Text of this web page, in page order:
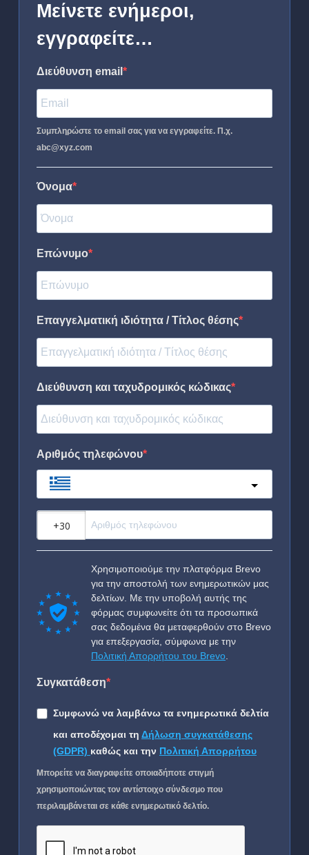
Μείνετε ενήμεροι,
εγγραφείτε…
Διεύθυνση email
Συμπληρώστε το email σας για να εγγραφείτε. Π.χ.
abc@xyz.com
Όνομα
Επώνυμο
Επαγγελματική ιδιότητα / Τίτλος θέσης
Διεύθυνση και ταχυδρομικός κώδικας
Αριθμός τηλεφώνου
Χρησιμοποιούμε την πλατφόρμα Brevo
για την αποστολή των ενημερωτικών μας
δελτίων. Με την υποβολή αυτής της
φόρμας συμφωνείτε ότι τα προσωπικά
σας δεδομένα θα μεταφερθούν στο Brevo
για επεξεργασία, σύμφωνα με την
Πολιτική Απορρήτου του Brevo
Συγκατάθεση
Συμφωνώ να λαμβάνω τα ενημερωτικά δελτία
και αποδέχομαι τη Δήλωση συγκατάθεσης
(GDPR) καθώς και την Πολιτική Απορρήτου
Μπορείτε να διαγραφείτε οποιαδήποτε στιγμή
χρησιμοποιώντας τον αντίστοιχο σύνδεσμο που
περιλαμβάνεται σε κάθε ενημερωτικό δελτίο.